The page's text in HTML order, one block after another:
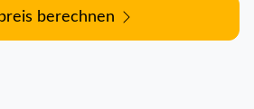
berechnen